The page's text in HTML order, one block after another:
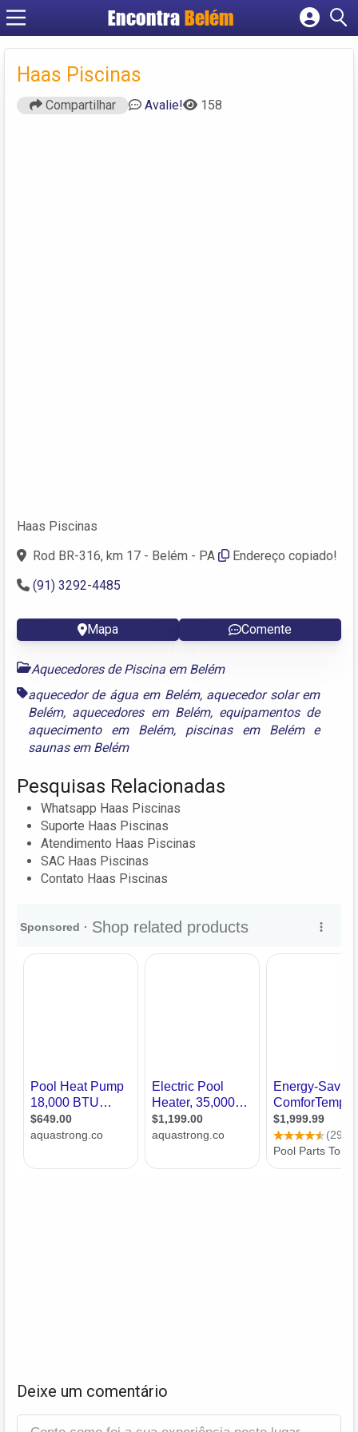
EncontraBelém
Cadastrar empresa
Haas Piscinas
Compartilhar Avalie! 158
Haas Piscinas
Rod BR-316, km 17 - Belém - PA
Endereço copiado!
(91) 3292-4485
Mapa Comente
Aquecedores de Piscina em Belém
aquecedor de água em Belém, aquecedor solar em
Belém, aquecedores em Belém, equipamentos de
aquecimento em Belém, piscinas em Beléme
saunas em Belém
Pesquisas Relacionadas
Whatsapp Haas Piscinas
Suporte Haas Piscinas
Atendimento Haas Piscinas
SAC Haas Piscinas
Contato Haas Piscinas
Deixe um comentário